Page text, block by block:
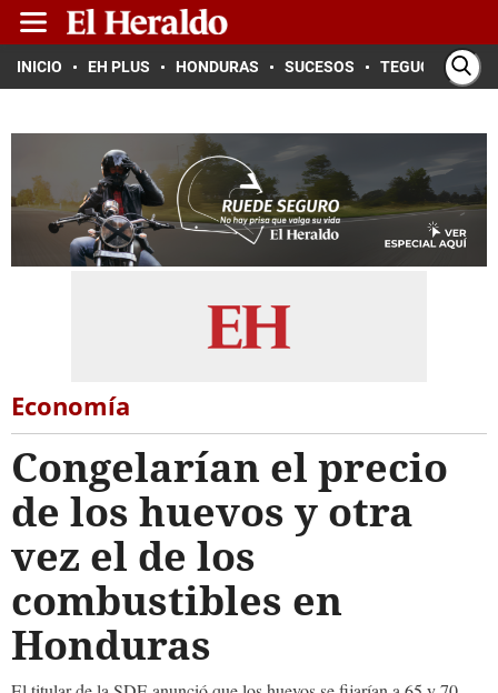
INICIO EH PLUS HONDURAS SUCESOS TEGUCIGALPA
Economía
Congelarían el precio
de los huevos y otra
vez el de los
combustibles en
Honduras